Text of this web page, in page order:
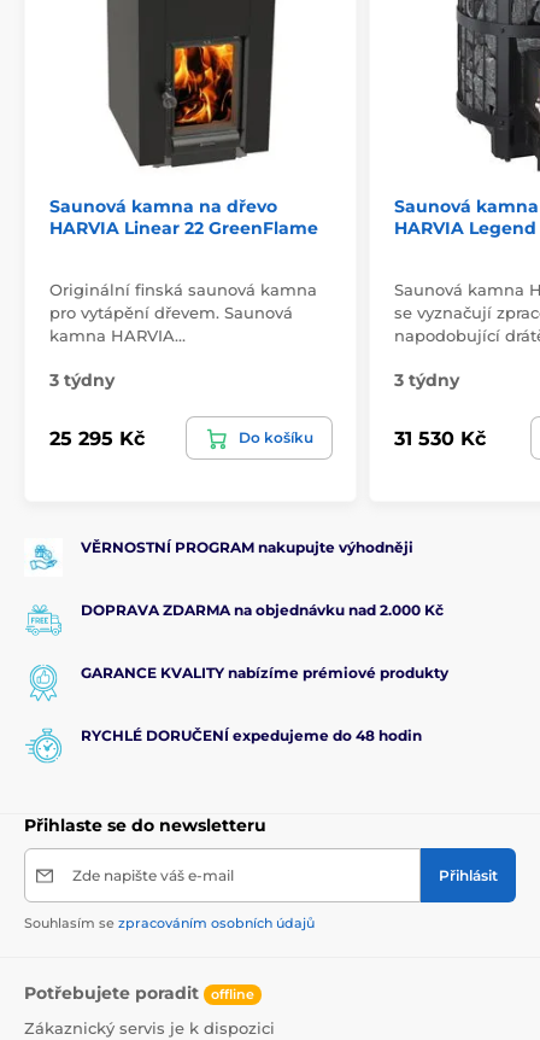
Saunová kamna na dřevo
HARVIA Linear 22 GreenFlame
Originální finská saunová kamna
pro vytápění dřevem. Saunová
kamna HARVIA…
3 týdny
25 295 Kč Do košíku
Saunová
HARVIA Legend
Saunová kamna
se vyznačují
napodobující
3 týdny
31 530 Kč
VĚRNOSTNÍ PROGRAM nakupujte výhodněji
DOPRAVA ZDARMA na objednávku nad 2.000 Kč
GARANCE KVALITY nabízíme prémiové produkty
RYCHLÉ DORUČENÍ expedujeme do 48 hodin
Přihlaste se do newsletteru
Zde napište váš e-mail Přihlásit
Souhlasím se zpracováním osobních údajů
Potřebujete poradit offline
Zákaznický servis je k dispozici